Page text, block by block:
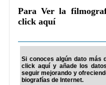
Para Ver la
click aquí
Si conoces algún dato más
click aquí y añade los
seguir mejorando y
biografías de Internet.